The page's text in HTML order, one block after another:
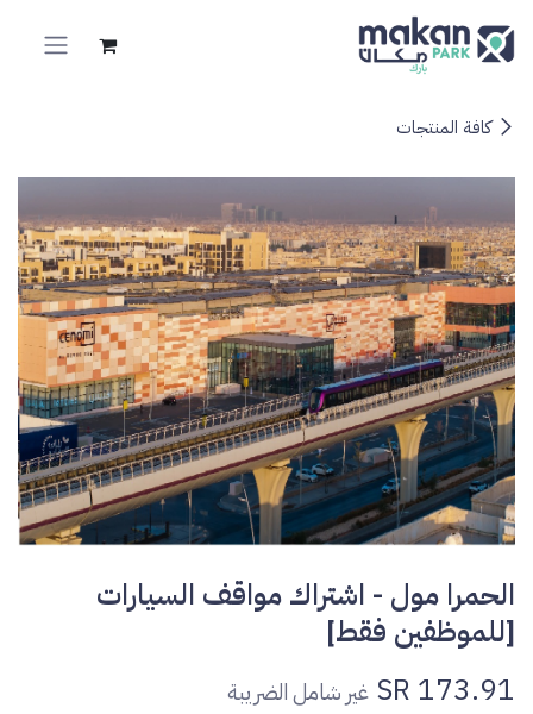
تخطي للذهاب إلى المحتوى
كافة المنتجات
الحمرا مول - اشتراك مواقف السيارات
[للموظفين فقط]
173.91
غير شامل الضريبة